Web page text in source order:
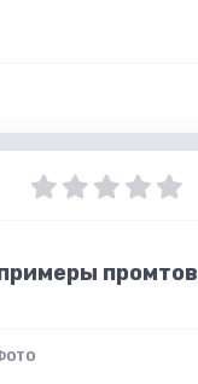
промтов